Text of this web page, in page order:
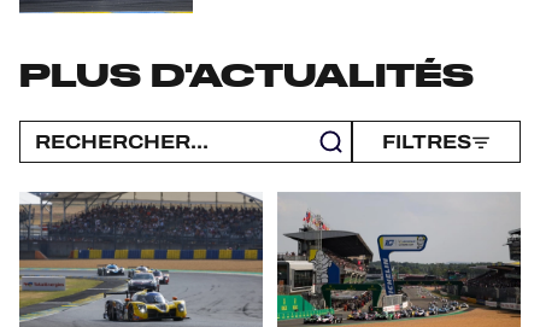
PLUS D'ACTUALITÉS
FILTRES